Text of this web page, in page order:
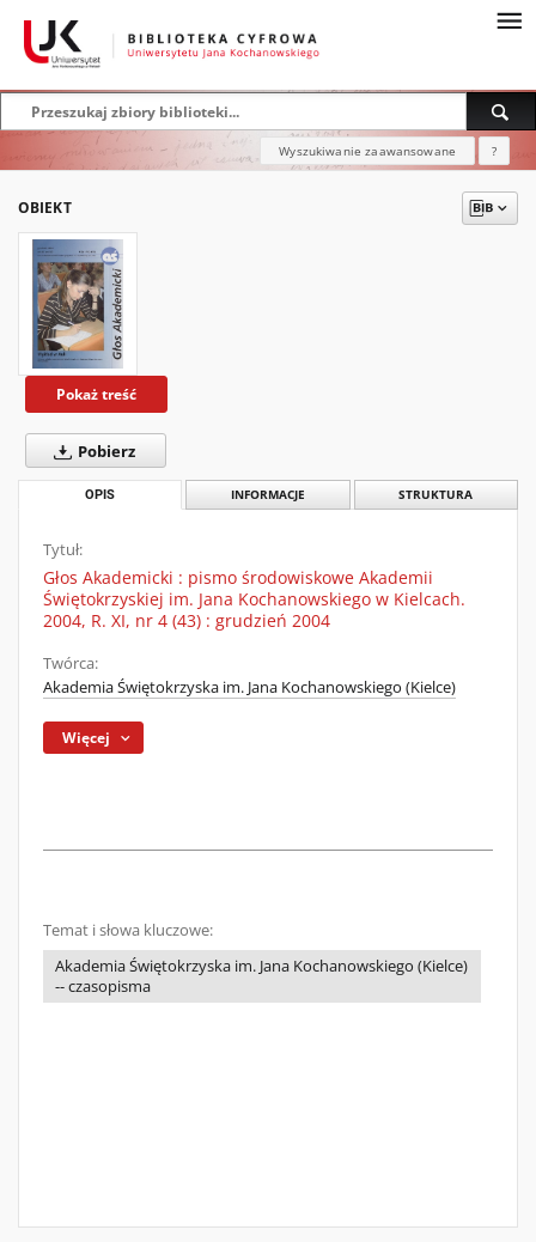
Wyszukiwanie zaawansowane ?
OBIEKT
Pokaż treść
Pobierz
OPIS INFORMACJE STRUKTURA
Tytuł:
Głos Akademicki : pismo środowiskowe Akademii
Świętokrzyskiej im. Jana Kochanowskiego w Kielcach.
2004, R. XI, nr 4 (43) : grudzień 2004
Twórca:
Akademia Świętokrzyska im. Jana Kochanowskiego (Kielce)
Więcej
Temat i słowa kluczowe:
Akademia Świętokrzyska im. Jana Kochanowskiego (Kielce)
-- czasopisma